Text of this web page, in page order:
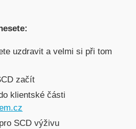
uzdravit a velmi si při tom
začít
klientské části
SCD výživu